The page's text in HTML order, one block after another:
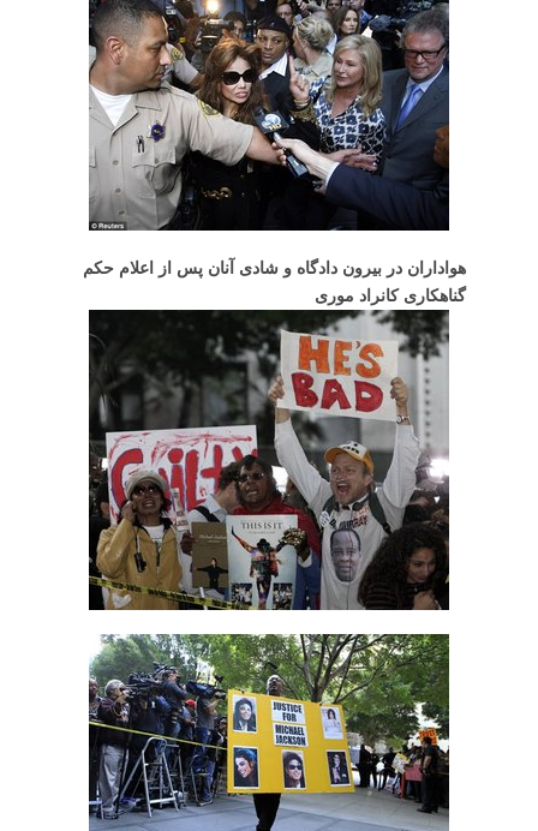
هواداران در بیرون دادگاه و شادی آنان پس از اعلام حکم
گناهکاری کانراد موری